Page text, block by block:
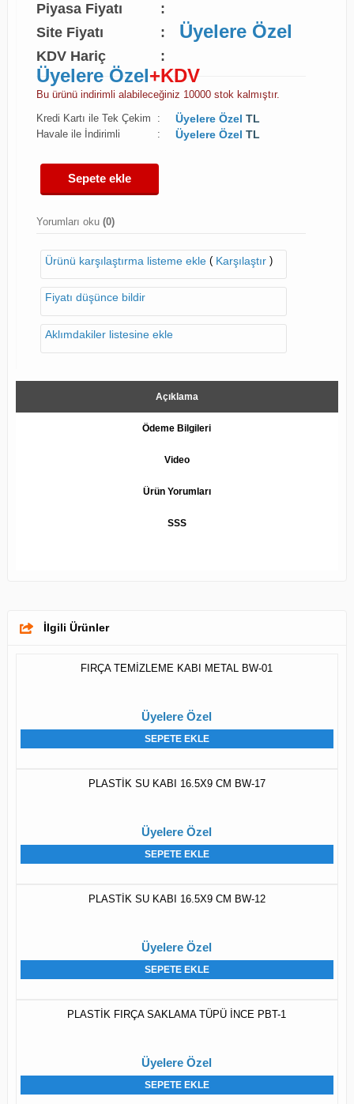
Piyasa Fiyatı
:
Site Fiyatı
: Üyelere Özel
KDV Hariç :
Üyelere Özel+KDV
Bu ürünü indirimli alabileceğiniz 10000 stok kalmıştır.
Kredi Kartı ile Tek Çekim
: Üyelere Özel TL
Havale ile İndirimli : Üyelere Özel TL
Sepete ekle
Yorumları oku (0)
Ürünü karşılaştırma listeme ekle( Karşılaştır)
Fiyatı düşünce bildir
Aklımdakiler listesine ekle
Açıklama
Ödeme Bilgileri
Video
Ürün Yorumları
SSS
İlgili Ürünler
FIRÇA TEMİZLEME KABI METAL BW-01
Üyelere Özel
SEPETE EKLE
PLASTİK SU KABI 16.5X9 CM BW-17
Üyelere Özel
SEPETE EKLE
PLASTİK SU KABI 16.5X9 CM BW-12
Üyelere Özel
SEPETE EKLE
PLASTİK FIRÇA SAKLAMA TÜPÜ İNCE PBT-1
Üyelere Özel
SEPETE EKLE